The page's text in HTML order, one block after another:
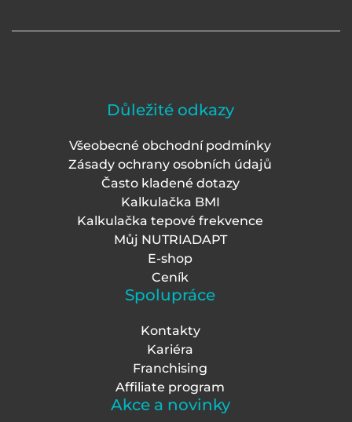
Důležité odkazy
Všeobecné obchodní podmínky
Zásady ochrany osobních údajů
Často kladené dotazy
Kalkulačka BMI
Kalkulačka tepové frekvence
Můj NUTRIADAPT
E-shop
Ceník
Spolupráce
Kontakty
Kariéra
Franchising
Affiliate program
Akce a novinky